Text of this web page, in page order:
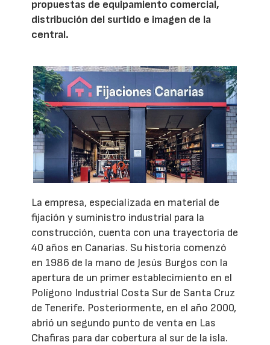
propuestas de equipamiento comercial,
distribución del surtido e imagen de la
central.
La empresa, especializada en material de
fijación y suministro industrial para la
construcción, cuenta con una trayectoria de
40 años en Canarias. Su historia comenzó
en 1986 de la mano de Jesús Burgos con la
apertura de un primer establecimiento en el
Polígono Industrial Costa Sur de Santa Cruz
de Tenerife. Posteriormente, en el año 2000,
abrió un segundo punto de venta en Las
Chafiras para dar cobertura al sur de la isla.